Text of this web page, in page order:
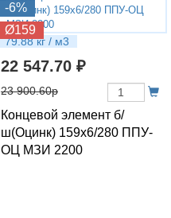
-6%
Ø159
79.88 кг / м3
22 547.70 ₽
23 900.60р
Концевой элемент б/
ш(Оцинк) 159х6/280 ППУ-
ОЦ МЗИ 2200